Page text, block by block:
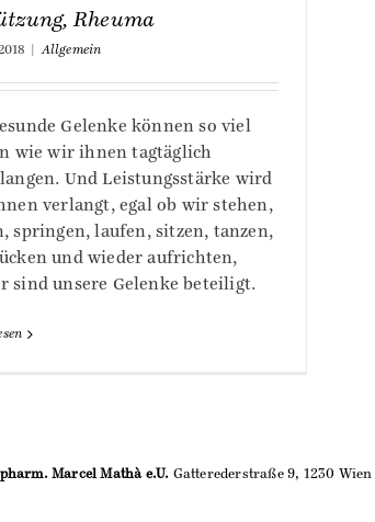
Rheuma
Allgemein
Gelenke können so viel
wie wir ihnen tagtäglich
Und Leistungsstärke wird
verlangt, egal ob wir stehen,
springen, laufen, sitzen, tanzen,
und wieder aufrichten,
sind unsere Gelenke beteiligt.
Marcel Mathà e.U. Gatterederstraße 9, 1230 Wien